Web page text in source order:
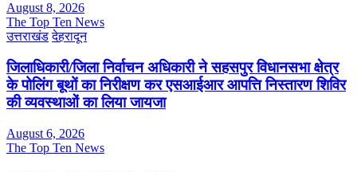
August 8, 2026
The Top Ten News
उत्तराखंड देहरादून
जिलाधिकारी/जिला निर्वाचन अधिकारी ने सहसपुर विधानसभा क्षेत्र
के पोलिंग बूथों का निरीक्षण कर एसआईआर आपत्ति निस्तारण शिविर
की व्यवस्थाओं का लिया जायजा
August 6, 2026
The Top Ten News